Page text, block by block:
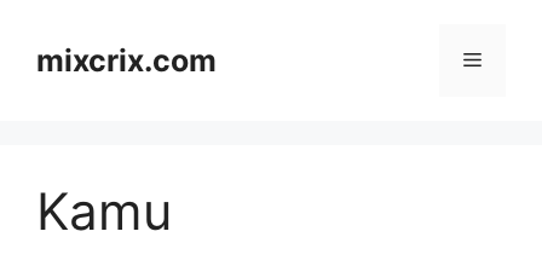
contentmixcrix.com Menu
Kamu